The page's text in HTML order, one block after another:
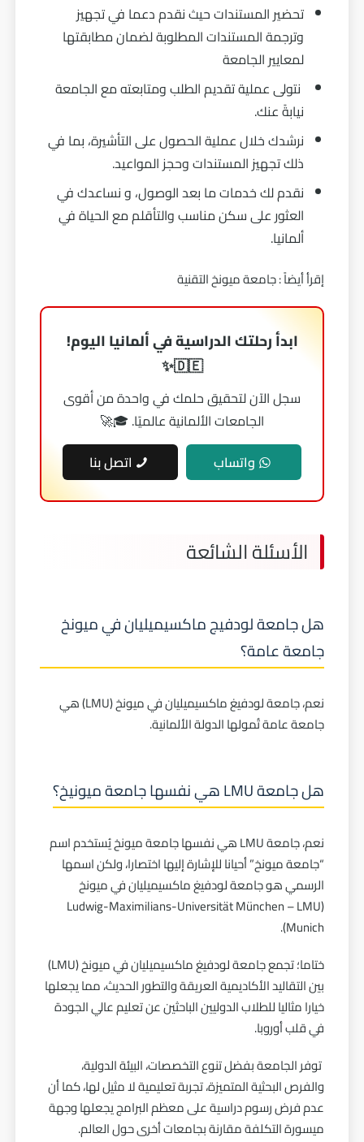
تحضير المستندات حيث نقدم دعما في تجهيز
وترجمة المستندات المطلوبة لضمان مطابقتها
لمعايير الجامعة
نتولى عملية تقديم الطلب ومتابعته مع الجامعة
نيابةً عنك.
نرشدك خلال عملية الحصول على التأشيرة، بما في
ذلك تجهيز المستندات وحجز المواعيد.
نقدم لك خدمات ما بعد الوصول، و نساعدك في
العثور على سكن مناسب والتأقلم مع الحياة في
ألمانيا.
إقرأ أيضاً :جامعة ميونخ التقنية
ابدأ رحلتك الدراسية في ألمانيا اليوم!
🇩🇪✨
سجل الآن لتحقيق حلمك في واحدة من أقوى
الجامعات الألمانية عالميًا. 🎓🚀
واتساب
اتصل بنا
الأسئلة الشائعة
هل جامعة لودفيج ماكسيميليان في ميونخ
جامعة عامة؟
نعم، جامعة لودفيغ ماكسيميليان في ميونخ (LMU) هي
جامعة عامة تُمولها الدولة الألمانية.
هل جامعة LMU هي نفسها جامعة ميونيخ؟
نعم، جامعة LMU هي نفسها جامعة ميونخ يُستخدم اسم
“جامعة ميونخ” أحيانا للإشارة إليها اختصارا، ولكن اسمها
الرسمي هو جامعة لودفيغ ماكسيميليان في ميونخ
(Ludwig-Maximilians-Universität München – LMU
Munich).
ختاما؛ تجمع جامعة لودفيغ ماكسيميليان في ميونخ (LMU)
بين التقاليد الأكاديمية العريقة والتطور الحديث، مما يجعلها
خيارا مثاليا للطلاب الدوليين الباحثين عن تعليم عالي الجودة
في قلب أوروبا.
توفر الجامعة بفضل تنوع التخصصات، البيئة الدولية،
والفرص البحثية المتميزة، تجربة تعليمية لا مثيل لها، كما أن
عدم فرض رسوم دراسية على معظم البرامج يجعلها وجهة
ميسورة التكلفة مقارنة بجامعات أخرى حول العالم.